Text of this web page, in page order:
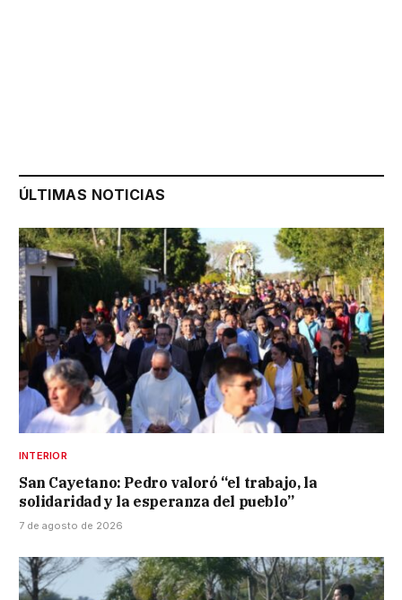
ÚLTIMAS NOTICIAS
INTERIOR
San Cayetano: Pedro valoró “el trabajo, la
solidaridad y la esperanza del pueblo”
7 de agosto de 2026